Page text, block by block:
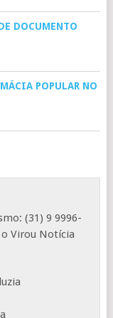
DOCUMENTO
POPULAR NO
(31) 9 9996-
o Virou Notícia